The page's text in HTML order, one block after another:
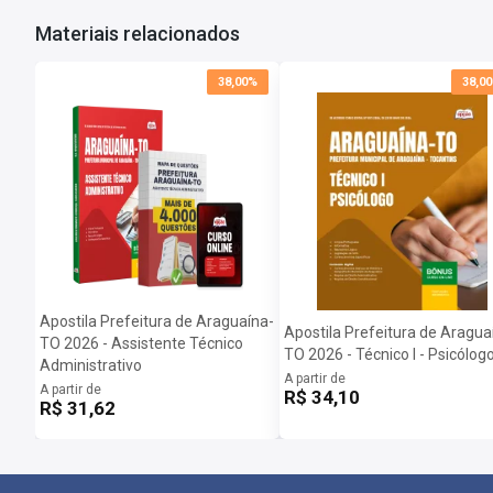
Materiais relacionados
38,00%
Apostila Prefeitura de Araguaína-
TO 2026 - Assistente Técnico
Administrativo
A partir de
R$ 31,62
Apostila Prefeitura de
TO 2026 - Técnico I - Psicólogo
A partir de
R$ 34,10